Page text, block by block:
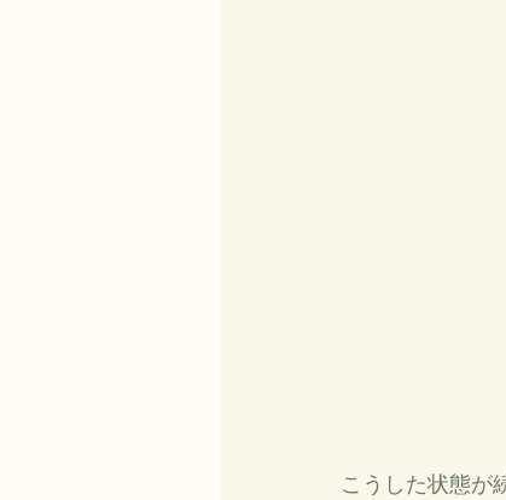
こうした状態が